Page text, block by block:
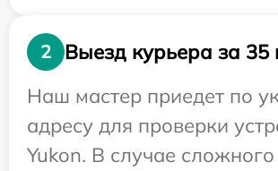
2
Выезд курьера за 35
Наш мастер приедет по
адресу для проверки
Yukon. В случае